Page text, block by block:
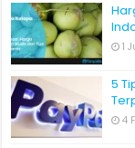
1
5
4